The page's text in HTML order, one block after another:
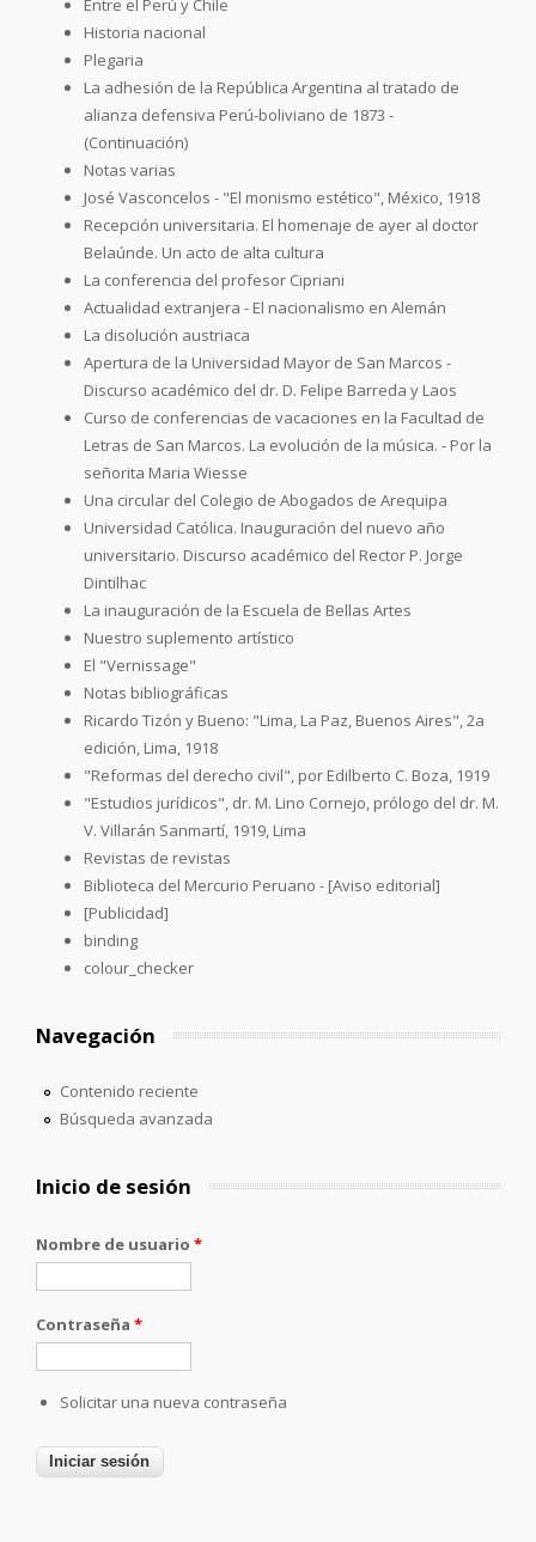
Historia nacional
Plegaria
La adhesión de la República Argentina al tratado de
alianza defensiva Perú-boliviano de 1873 -
(Continuación)
Notas varias
José Vasconcelos - "El monismo estético", México, 1918
Recepción universitaria. El homenaje de ayer al doctor
Belaúnde. Un acto de alta cultura
La conferencia del profesor Cipriani
Actualidad extranjera - El nacionalismo en Alemán
La disolución austriaca
Apertura de la Universidad Mayor de San Marcos -
Discurso académico del dr. D. Felipe Barreda y Laos
Curso de conferencias de vacaciones en la Facultad de
Letras de San Marcos. La evolución de la música. - Por la
señorita Maria Wiesse
Una circular del Colegio de Abogados de Arequipa
Universidad Católica. Inauguración del nuevo año
universitario. Discurso académico del Rector P. Jorge
Dintilhac
La inauguración de la Escuela de Bellas Artes
Nuestro suplemento artístico
El "Vernissage"
Notas bibliográficas
Ricardo Tizón y Bueno: "Lima, La Paz, Buenos Aires", 2a
edición, Lima, 1918
"Reformas del derecho civil", por Edilberto C. Boza, 1919
"Estudios jurídicos", dr. M. Lino Cornejo, prólogo del dr. M.
V. Villarán Sanmartí, 1919, Lima
Revistas de revistas
Biblioteca del Mercurio Peruano - [Aviso editorial]
[Publicidad]
binding
colour_checker
Navegación
Contenido reciente
Búsqueda avanzada
Inicio de sesión
Nombre de usuario *
Contraseña *
Solicitar una nueva contraseña